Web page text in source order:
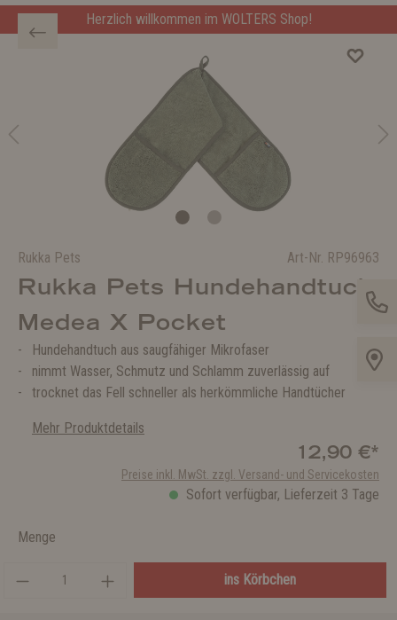
Herzlich willkommen im WOLTERS Shop!
Rukka Pets Art-Nr. RP96963
Rukka Pets Hundehandtuch
Medea X Pocket
Hundehandtuch aus saugfähiger Mikrofaser
nimmt Wasser, Schmutz und Schlamm zuverlässig auf
trocknet das Fell schneller als herkömmliche Handtücher
Mehr Produktdetails
12,90 €*
Preise inkl. MwSt. zzgl. Versand- und Servicekosten
Sofort verfügbar, Lieferzeit 3 Tage
Menge
ins Körbchen